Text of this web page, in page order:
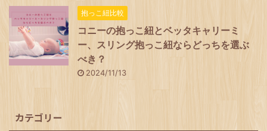
抱っこ紐比較
コニーの抱っこ紐とベッタキャリーミ
ー、スリング抱っこ紐ならどっちを選ぶ
べき？
2024/11/13
カテゴリー